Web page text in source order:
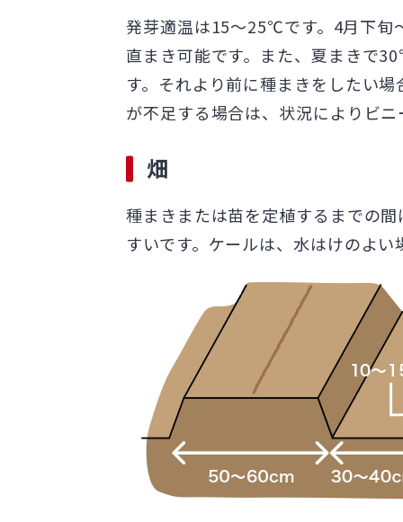
発芽適温は15～25℃です。4月下旬
直まき可能です。また、夏まきで
す。それより前に種まきをしたい
が不足する場合は、状況によりビ
畑
種まきまたは苗を定植するまでの
すいです。ケールは、水はけのよ